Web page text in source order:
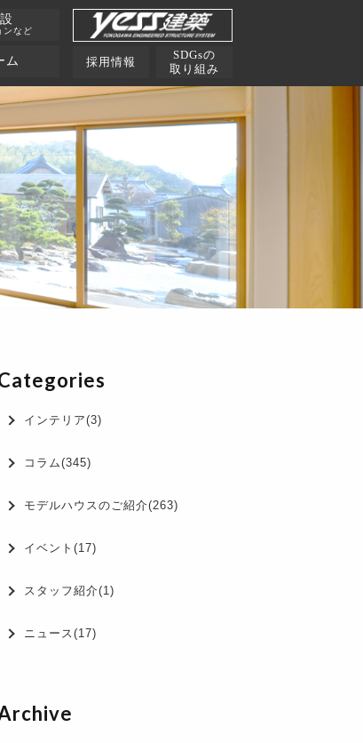
ンなど
ム 採用情報
SDGsの
取り組み
インテリア(3)
コラム(345)
モデルハウスのご紹介(263)
イベント(17)
スタッフ紹介(1)
ニュース(17)